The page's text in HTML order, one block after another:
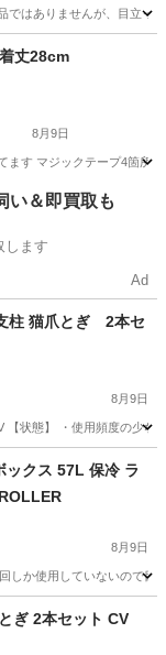
ではありませんが、目立
丈28cm
8月9日
ます マジックテープ4箇所
い＆即買取も
します
Ad
柱 猫爪とぎ 2本セ
8月9日
状態】 ・使用頻度の少
クス 57L 保冷 ラ
8月9日
しか使用していないので
ぎ 2本セット CV